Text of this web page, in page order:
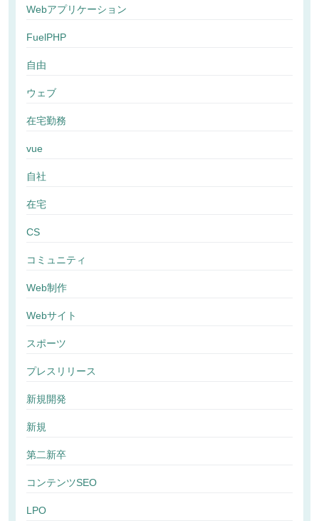
Webアプリケーション
FuelPHP
自由
ウェブ
在宅勤務
vue
自社
在宅
CS
コミュニティ
Web制作
Webサイト
スポーツ
プレスリリース
新規開発
新規
第二新卒
コンテンツSEO
LPO